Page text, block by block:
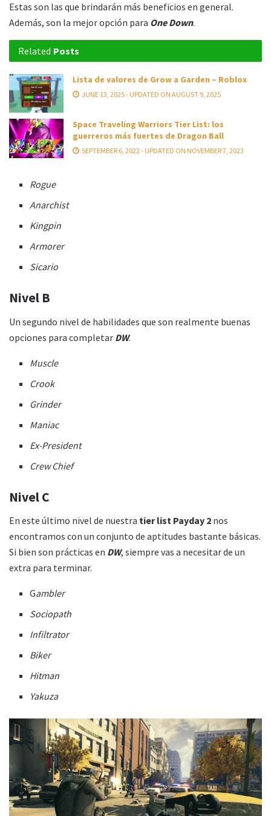
Estas son las que brindarán más beneficios en general.
Además, son la mejor opción para One Down.
Related Posts
Lista de valores de Grow a Garden – Roblox
JUNE 13, 2025 - UPDATED ON AUGUST 9, 2025
Space Traveling Warriors Tier List: los
guerreros más fuertes de Dragon Ball
SEPTEMBER 6, 2022 - UPDATED ON NOVEMBER 7, 2023
Rogue
Anarchist
Kingpin
Armorer
Sicario
Nivel B
Un segundo nivel de habilidades que son realmente buenas
opciones para completar DW.
Muscle
Crook
Grinder
Maniac
Ex-President
Crew Chief
Nivel C
En este último nivel de nuestra tier list Payday 2 nos
encontramos con un conjunto de aptitudes bastante básicas.
Si bien son prácticas en DW, siempre vas a necesitar de un
extra para terminar.
Gambler
Sociopath
Infiltrator
Biker
Hitman
Yakuza